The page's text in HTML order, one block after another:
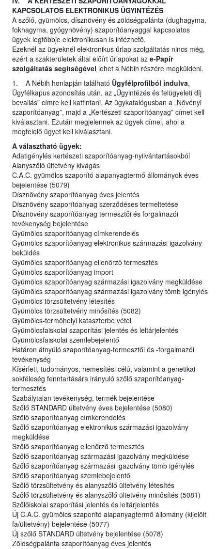
KAPCSOLATOS ELEKTRONIKUS ÜGYINTÉZÉS
A szőlő, gyümölcs, dísznövény és zöldségpalánta (dughagyma,
fokhagyma, gyógynövény) szaporítóanyaggal kapcsolatos
ügyek legtöbbje elektronikusan is intézhető.
Ezeknél az ügyeknél elektronikus űrlap szolgáltatás nincs még,
ezért a szakterületek által előírt űrlapokat az e-Papír
szolgáltatás segítségével lehet a Nébih részére megküldeni.
1. A Nébih honlapján található Ügyfélprofilból indulva,
Ügyfélkapus azonosítás után, az „Ügyintézés és felügyeleti díj
bevallás” címre kell kattintani. Az ügykatalógusban a „Növényi
szaporítóanyag”, majd a „Kertészeti szaporítóanyag” címet kell
kiválasztani. Ezután megjelennek az ügyek címei, ahol a
megfelelő ügyet kell kiválasztani.
A választható ügyek:
Adatigénylés kertészeti szaporítóanyag-nyilvántartásokból
Alanyszőlő ültetvény kivágás
C.A.C. gyümölcs szaporító alapanyagtermő állományok éves
bejelentése (5079)
Dísznövény szaporítóanyag éves jelentés
Dísznövény szaporítóanyag szerződéses termeltetése
Dísznövény szaporítóanyag termesztői és forgalmazói
tevékenység bejelentése
Gyümölcs szaporítóanyag címkerendelés
Gyümölcs szaporítóanyag elektronikus származási igazolvány
beküldés
Gyümölcs szaporítóanyag ellenőrző termesztés
Gyümölcs szaporítóanyag import
Gyümölcs szaporítóanyag származási igazolvány megküldése
Gyümölcs szaporítóanyag származási igazolvány tömb igénylés
Gyümölcs törzsültetvény létesítés
Gyümölcs törzsültetvény minősítés (5082)
Gyümölcs-termőhelyi kataszterbe vétel
Gyümölcsfaiskolai szaporítási jelentés és leltárjelentés
Gyümölcsfaiskolai szemlebejelentő
Határon átnyúló szaporítóanyag-termesztői és -forgalmazói
tevékenység
Kísérleti, tudományos, nemesítési célú, valamint a genetikai
sokféleség fenntartására irányuló szőlő szaporítóanyag-
termesztés
Szabálytalan tevékenység, termék bejelentése
Szőlő STANDARD ültetvény éves bejelentése (5080)
Szőlő szaporítóanyag címkerendelés
Szőlő szaporítóanyag elektronikus származási igazolvány
megküldése
Szőlő szaporítóanyag ellenőrző termesztés
Szőlő szaporítóanyag származási igazolvány megküldése
Szőlő szaporítóanyag származási igazolvány tömb igénylés
Szőlő szaporítóanyag szemlebejelentő
Szőlő törzsültetvény és alanyszőlő ültetvény létesítés
Szőlő törzsültetvény és alanyszőlő ültetvény minősítés (5081)
Szőlőiskolai szaporítási jelentés és leltárjelentés
Új C.A.C. gyümölcs szaporító alapanyagtermő állomány (kijelölt
fa/ültetvény) bejelentése (5077)
Új szőlő STANDARD ültetvény bejelentése (5078)
Zöldségpalánta szaporítóanyag éves jelentés